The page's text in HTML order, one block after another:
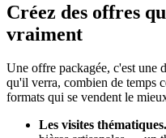
Créez des offres
vraiment
Une offre packagée, c'est une
qu'il verra, combien de temps
formats qui se vendent le
Les visites thématiques.